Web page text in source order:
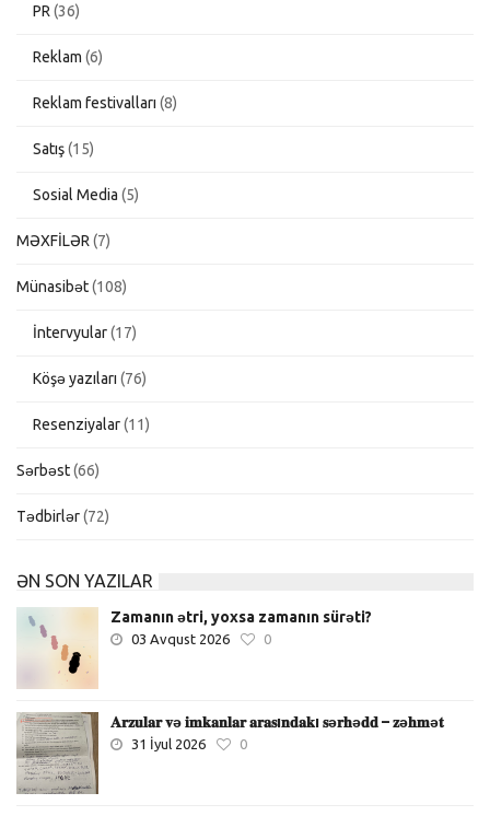
PR (36)
Reklam (6)
Reklam festivalları (8)
Satış(15)
Sosial Media (5)
MƏXFİLƏR (7)
Münasibət(108)
İntervyular(17)
Köşə yazıları (76)
Resenziyalar(11)
Sərbəst(66)
Tədbirlər(72)
ƏN SON YAZILAR
Zamanın ətri, yoxsa zamanın sürəti?
03 Avqust 2026 0
𝐀𝐫𝐳𝐮𝐥𝐚𝐫 𝐯ə 𝐢𝐦𝐤𝐚𝐧𝐥𝐚𝐫 𝐚𝐫𝐚𝐬ı𝐧𝐝𝐚𝐤ı 𝐬ə𝐫𝐡ə𝐝𝐝 – 𝐳ə𝐡𝐦ə𝐭
31 İyul 2026 0